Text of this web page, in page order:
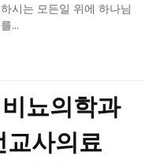
시는 모든일 위에 하나님
...
뇨의학과
교사의료